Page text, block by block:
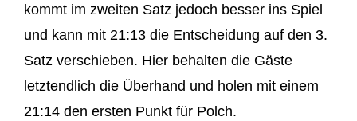
kommt im zweiten Satz jedoch besser ins Spiel
und kann mit 21:13 die Entscheidung auf den 3.
Satz verschieben. Hier behalten die Gäste
letztendlich die Überhand und holen mit einem
21:14 den ersten Punkt für Polch.